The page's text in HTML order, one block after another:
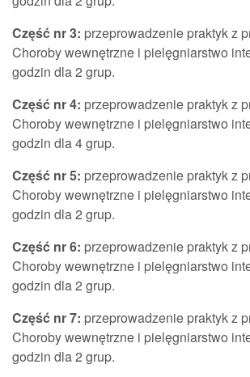
Część nr 3: przeprowadzenie praktyk z
Choroby wewnętrzne i pielęgniarstwo
godzin dla 2 grup.
Część nr 4: przeprowadzenie praktyk z
Choroby wewnętrzne i pielęgniarstwo
godzin dla 4 grup.
Część nr 5: przeprowadzenie praktyk z
Choroby wewnętrzne i pielęgniarstwo
godzin dla 2 grup.
Część nr 6: przeprowadzenie praktyk z
Choroby wewnętrzne i pielęgniarstwo
godzin dla 2 grup.
Część nr 7: przeprowadzenie praktyk z
Choroby wewnętrzne i pielęgniarstwo
godzin dla 2 grup.